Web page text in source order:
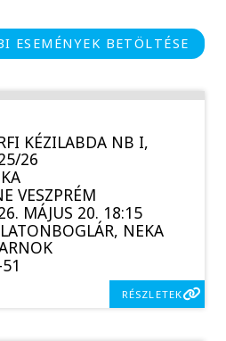
ESEMÉNYEK BETÖLTÉSE
KÉZILABDA NB I,
26
VESZPRÉM
MÁJUS 20. 18:15
NEKA
RÉSZLETEK